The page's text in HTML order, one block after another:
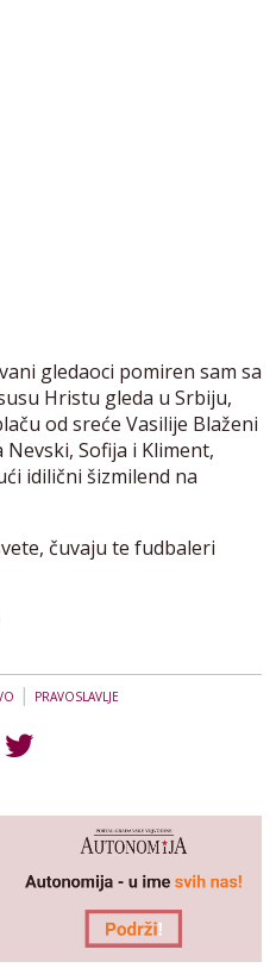
gledaoci pomiren sam sa
Hristu gleda u Srbiju,
od sreće Vasilije Blaženi
Sofija i Kliment,
idilični šizmilend na
čuvaju te fudbaleri
| PRAVOSLAVLJE